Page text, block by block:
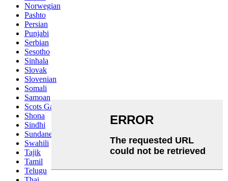
Norwegian
Pashto
Persian
Punjabi
Serbian
Sesotho
Sinhala
Slovak
Slovenian
Somali
Samoan
Scots Gaelic
Shona
Sindhi
Sundanese
Swahili
Tajik
Tamil
Telugu